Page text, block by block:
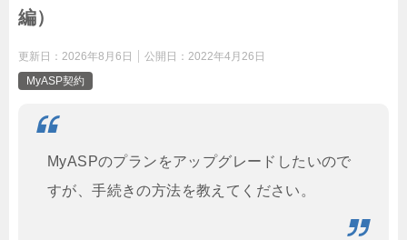
編）
更新日： 2026年8月6日 公開日： 2022年4月26日
MyASP契約
MyASPのプランをアップグレードしたいので
すが、手続きの方法を教えてください。